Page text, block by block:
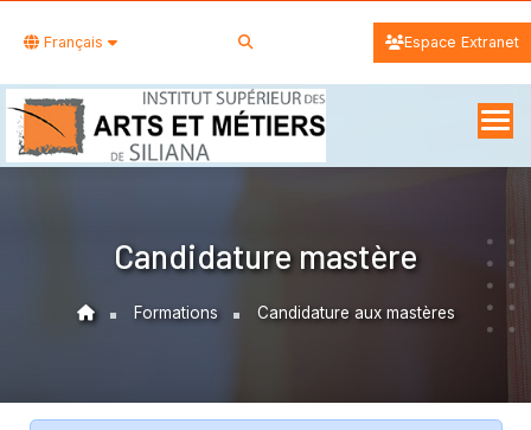
Français Espace Extranet
Candidature mastère
Formations Candidature aux mastères